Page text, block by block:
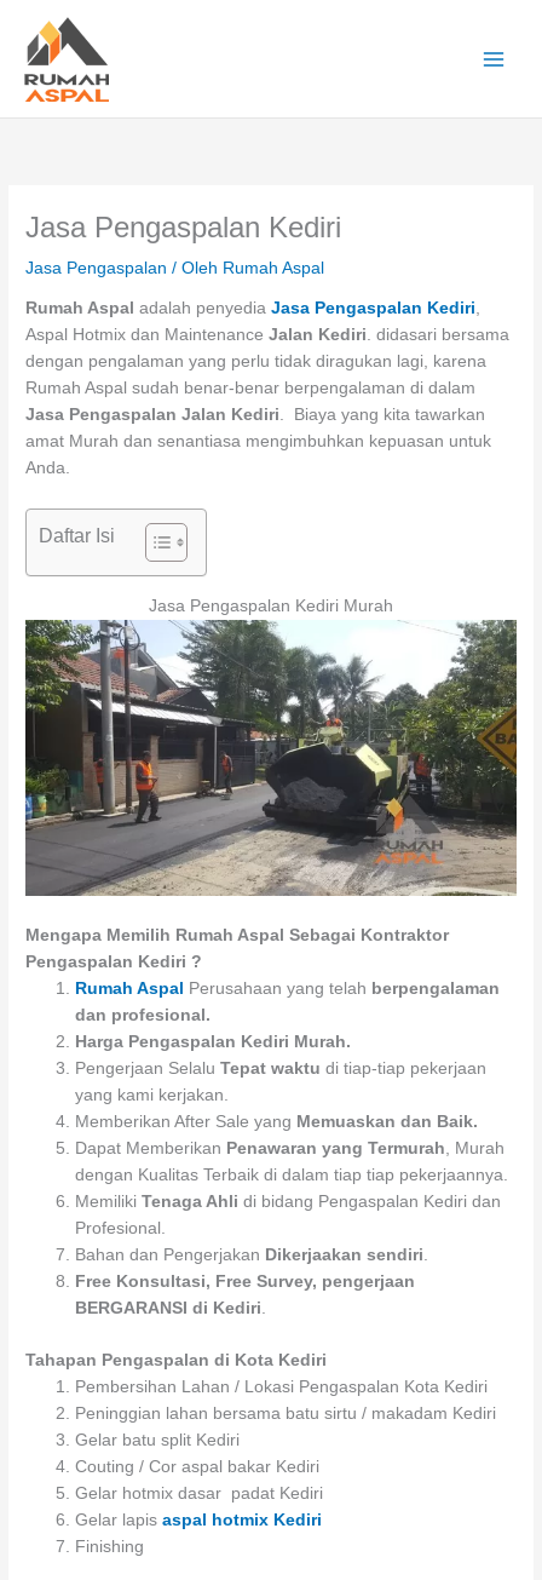
konten
Jasa Pengaspalan Kediri
Jasa Pengaspalan / Oleh Rumah Aspal
Rumah Aspal adalah penyediaJasa Pengaspalan Kediri,
Aspal Hotmix dan MaintenanceJalan Kediri. didasari bersama
dengan pengalaman yang perlu tidak diragukan lagi, karena
Rumah Aspal sudah benar-benar berpengalaman di dalam
Jasa Pengaspalan Jalan Kediri. Biaya yang kita tawarkan
amat Murah dan senantiasa mengimbuhkan kepuasan untuk
Anda.
Daftar Isi
Jasa Pengaspalan Kediri Murah
Mengapa Memilih Rumah Aspal Sebagai Kontraktor
Pengaspalan Kediri ?
Rumah Aspal
Perusahaan yang telah berpengalaman
dan profesional.
Harga Pengaspalan Kediri Murah.
Pengerjaan SelaluTepat waktu di tiap-tiap pekerjaan
yang kami kerjakan.
Memberikan After Sale yang Memuaskan dan Baik.
Dapat Memberikan Penawaran yang Termurah, Murah
dengan Kualitas Terbaik di dalam tiap tiap pekerjaannya.
MemilikiTenaga Ahli di bidang Pengaspalan Kediri dan
Profesional.
Bahan dan Pengerjakan Dikerjaakan sendiri.
Free Konsultasi, Free Survey, pengerjaan
BERGARANSI di Kediri.
Tahapan Pengaspalan di Kota Kediri
Pembersihan Lahan / Lokasi Pengaspalan Kota Kediri
Peninggian lahan bersama batu sirtu / makadam Kediri
Gelar batu split Kediri
Couting / Cor aspal bakar Kediri
Gelar hotmix dasar padat Kediri
Gelar lapisaspal hotmix Kediri
Finishing